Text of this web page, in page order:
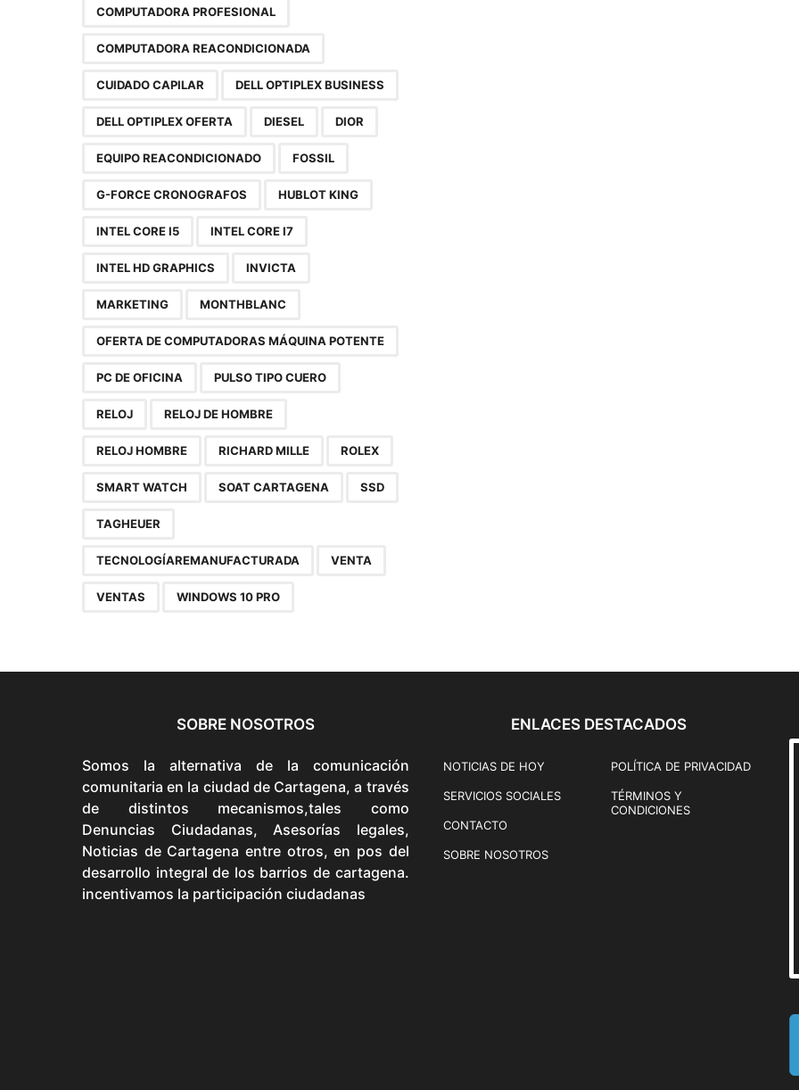
COMPUTADORA PROFESIONAL
COMPUTADORA REACONDICIONADA
CUIDADO CAPILAR DELL OPTIPLEX BUSINESS
DELL OPTIPLEX OFERTA DIESEL DIOR
EQUIPO REACONDICIONADO FOSSIL
G-FORCE CRONOGRAFOS HUBLOT KING
INTEL CORE I5 INTEL CORE I7
INTEL HD GRAPHICS INVICTA
MARKETING MONTHBLANC
OFERTA DE COMPUTADORAS MÁQUINA POTENTE
PC DE OFICINA PULSO TIPO CUERO
RELOJ RELOJ DE HOMBRE
RELOJ HOMBRE RICHARD MILLE ROLEX
SMART WATCH SOAT CARTAGENA SSD
TAGHEUER
TECNOLOGÍAREMANUFACTURADA VENTA
VENTAS WINDOWS 10 PRO
SOBRE NOSOTROS
Somos la alternativa de la comunicación
comunitaria en la ciudad de Cartagena, a través
de distintos mecanismos,tales como
Denuncias Ciudadanas, Asesorías legales,
Noticias de Cartagena entre otros, en pos del
desarrollo integral de los barrios de cartagena.
incentivamos la participación ciudadanas
ENLACES DESTACADOS
NOTICIAS DE HOY
SERVICIOS SOCIALES
CONTACTO
SOBRE NOSOTROS
POLÍTICA DE PRIVACIDAD
TÉRMINOS Y
CONDICIONES